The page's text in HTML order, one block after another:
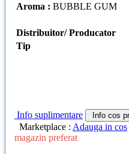
Aroma : BUBBLE GUM
Distribuitor/ Producator
Tip
Info suplimentare Info cos
Marketplace : Adauga in cos
magazin preferat